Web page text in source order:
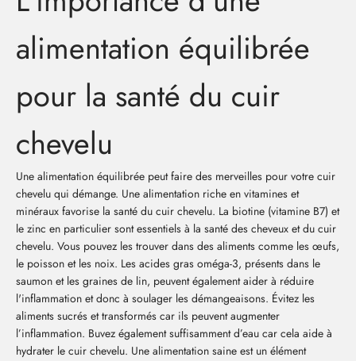
alimentation équilibrée
pour la santé du cuir
chevelu
Une alimentation équilibrée peut faire des merveilles pour votre cuir
chevelu qui démange. Une alimentation riche en vitamines et
minéraux favorise la santé du cuir chevelu. La biotine (vitamine B7) et
le zinc en particulier sont essentiels à la santé des cheveux et du cuir
chevelu. Vous pouvez les trouver dans des aliments comme les œufs,
le poisson et les noix. Les acides gras oméga-3, présents dans le
saumon et les graines de lin, peuvent également aider à réduire
l'inflammation et donc à soulager les démangeaisons. Évitez les
aliments sucrés et transformés car ils peuvent augmenter
l’inflammation. Buvez également suffisamment d’eau car cela aide à
hydrater le cuir chevelu. Une alimentation saine est un élément